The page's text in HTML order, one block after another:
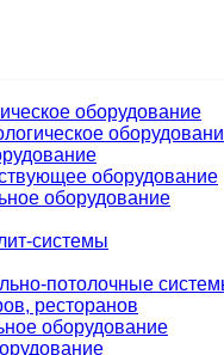
оборудование
оборудование
оборудование
системы
потолочные
ресторанов
оборудование